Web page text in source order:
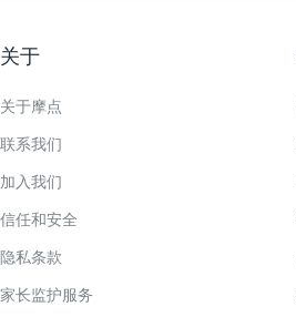
关于
关于摩点
联系我们
加入我们
信任和安全
隐私条款
家长监护服务